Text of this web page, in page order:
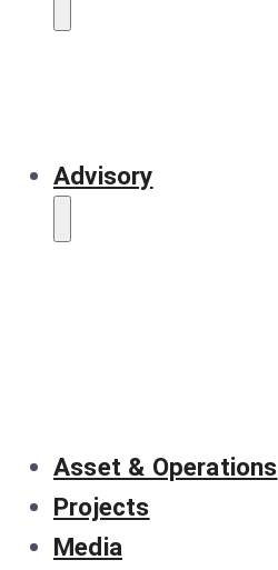
Advisory
Asset & Operations
Projects
Media